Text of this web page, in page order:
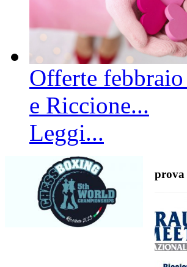
Offerte
e Riccione...
Leggi...
prova